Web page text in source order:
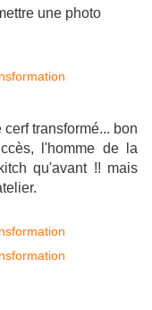
une photo
transformé... bon
l'homme de la
qu'avant !! mais